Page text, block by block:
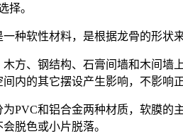
择。
种软性材料，是根据龙骨的形状
方、钢结构、石膏间墙和木间
内的其它摆设产生影响，不影响
PVC和铝合金两种材质，软膜
脱色或小片脱落。